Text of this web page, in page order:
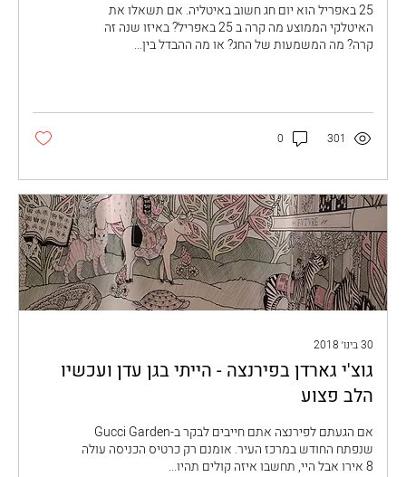
25 באפריל הוא יום חג חשוב באיטליה. אם תשאלו את
האיטלקי הממוצע מה קרה ב 25 באפריל? באיזו שנה זה
קרה? מה המשמעות של החג? או מה ההבדל בין...
301
0
30 בינו׳ 2018
גוצ'י גארדן בפירנצה - הייתי בגן עדן ועכשיו
הלב פצוע
אם הגעתם לפירנצה אתם חייבים לבקר ב-Gucci Garden
שנפתח החודש במרכז העיר. אומנם רק כרטיס הכניסה עולה
8 אירו אבל היי, תחשבו איזה קולים תהיו...